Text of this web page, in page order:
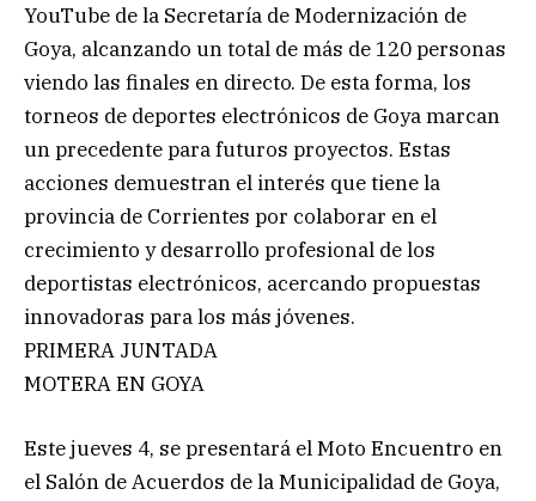
YouTube de la Secretaría de Modernización de
Goya, alcanzando un total de más de 120 personas
viendo las finales en directo. De esta forma, los
torneos de deportes electrónicos de Goya marcan
un precedente para futuros proyectos. Estas
acciones demuestran el interés que tiene la
provincia de Corrientes por colaborar en el
crecimiento y desarrollo profesional de los
deportistas electrónicos, acercando propuestas
innovadoras para los más jóvenes.
PRIMERA JUNTADA
MOTERA EN GOYA
Este jueves 4, se presentará el Moto Encuentro en
el Salón de Acuerdos de la Municipalidad de Goya,